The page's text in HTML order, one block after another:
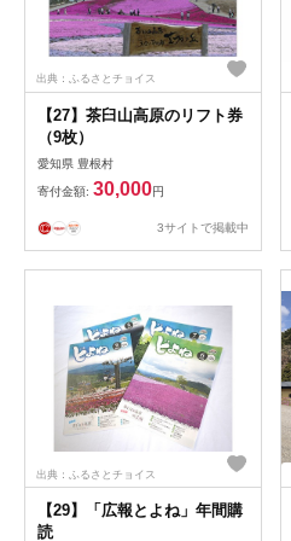
出典：ふるさとチョイス
【27】茶臼山高原のリフト券
（9枚）
愛知県 豊根村
寄付金額: 30,000円
3サイトで掲載中
出典：ふるさとチョイス
【29】「広報とよね」年間購
読